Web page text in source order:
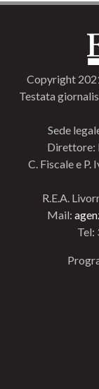
Copyright
Testata
Sede
Direttore:
C. Fiscale e
R.E.A.
Mail:
Tel: